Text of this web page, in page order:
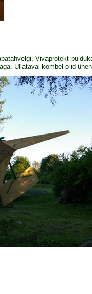
Vivaprotekt
Üllataval kombel olid